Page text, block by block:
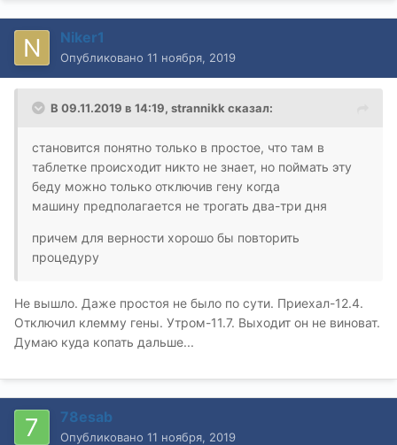
Niker1
Опубликовано 11 ноября, 2019
В 09.11.2019 в 14:19, strannikk сказал:
становится понятно только в простое, что там в
таблетке происходит никто не знает, но поймать эту
беду можно только отключив гену когда
машину предполагается не трогать два-три дня
причем для верности хорошо бы повторить
процедуру
Не вышло. Даже простоя не было по сути. Приехал-12.4.
Отключил клемму гены. Утром-11.7. Выходит он не виноват.
Думаю куда копать дальше...
78esab
Опубликовано 11 ноября, 2019